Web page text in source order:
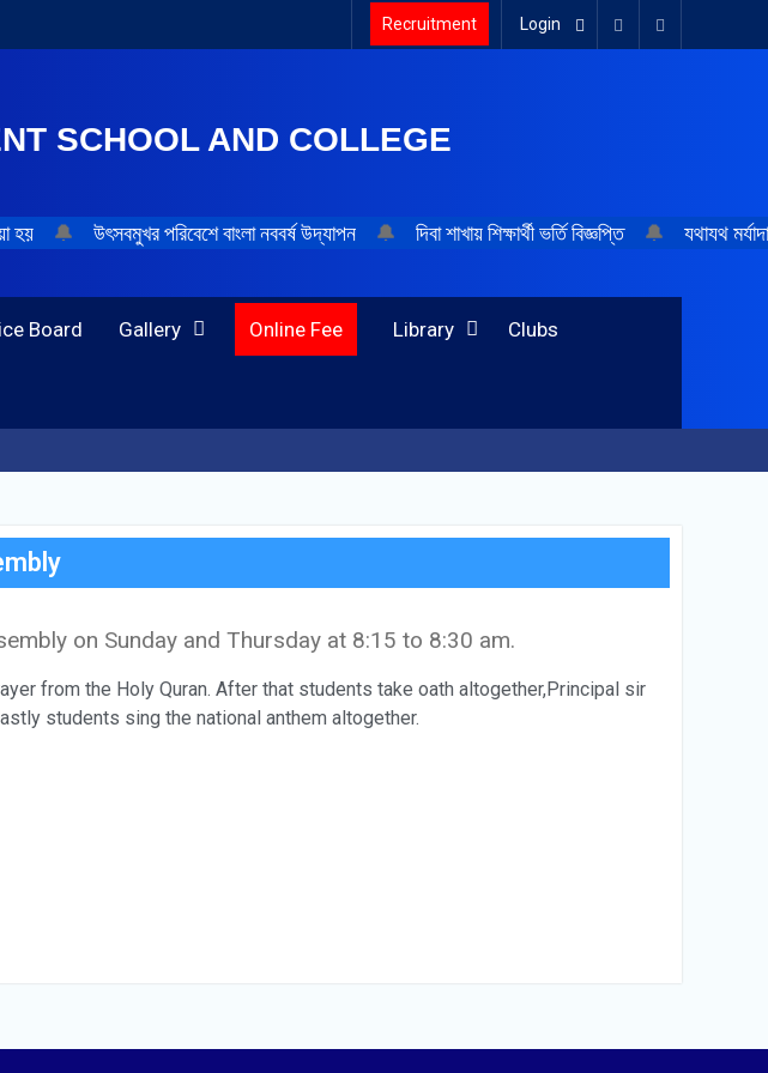
Recruitment Login
SCHOOL AND COLLEGE
হয় 🔔 উৎসবমুখর পরিবেশে বাংলা নববর্ষ উদ্‌যাপন 🔔 দিবা শাখায় শিক্ষার্থী ভর্তি বিজ্ঞপ্তি 🔔 যথাযথ
Board Gallery Online Fee Library Clubs
on Sunday and Thursday at 8:15 to 8:30 am.
from the Holy Quran. After that students take oath altogether,Principal sir
students sing the national anthem altogether.